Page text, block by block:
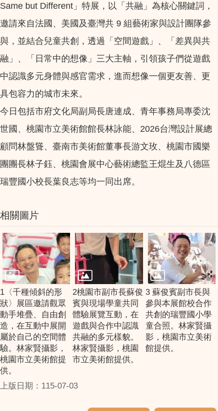
Same but Different」特展，以「共融」為核心關鍵詞，
邀請來自法國、美國及臺灣共 9 組藝術家與設計團隊參
與，並結合兒童共創，透過「空間遊戲」、「差異與共
融」、「日常中的想像」三大主軸，引領孩子們從遊戲
中認識多元身體與感官需求，進而想像一個更友善、更
具包容力的城市未來。
今日包括市府文化局副局長唐連成、青年事務局專委沈
世國、桃園市立美術館館長林詠能、2026台灣設計展總
顧問林盤聳、臺南市美術館董事長游文玫、桃園市國樂
團團長林子鈺、桃園會展中心藝術總監王焜生及八德區
瑞豐國小校長葉良志等均一同出席。
相關圖片
1〈千種傾斜的形
狀〉展區邀請觀眾
動手堆疊、自由創
造，在互動中展開
屬於自己的空間體
驗。林家賢攝影，
桃園市立美術館提
供。
2桃園市副市長蘇俊
賓與現場學童共同
體驗展覽互動，在
遊戲與合作中認識
共融的多元樣貌。
林家賢攝影，桃園
市立美術館提供。
3 蘇俊賓副市長與
參與本展館校合作
共創的瑞豐國小學
童合照。林家賢攝
影，桃園市立美術
館提供。
上版日期：115-07-03